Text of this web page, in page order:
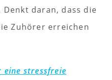
daran, dass die
Zuhörer erreichen
eine stressfreie